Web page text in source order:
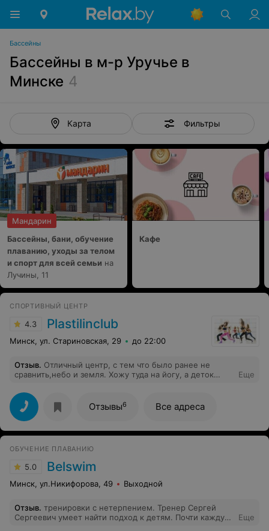
Бассейны
Бассейны в м-р Уручье в
Минске 4
Карта Фильтры
Мандарин
Бассейны, бани, обучение
плаванию, уходы за телом
и спорт для всей семьи на
Лучины, 11
Кафе
СПОРТИВНЫЙ ЦЕНТР
4.3 Plastilinclub
Минск, ул. Стариновская, 29 до 22:00
Отзыв. Отличный центр, с тем что было ранее не
сравнить,небо и земля. Хожу туда на йогу, а деток
теплая ( имеем опыт, есть с чем сравнить ),все новое,
светлое!!! Для родителей есть комната ожидания с
телевизором. Прекрасные инструктора и по йоге, и по
плаванию! Есть небольшие недочеты, но руководство
центра обещало в ближайшее время все доделать. Так,
Еще
Отзывы6 Все адреса
ОБУЧЕНИЕ ПЛАВАНИЮ
5.0 Belswim
Минск, ул.Никифорова, 49 Выходной
Отзыв. тренировки с нетерпением. Тренер Сергей
Сергеевич умеет найти подход к детям. Почти каждую
Еще